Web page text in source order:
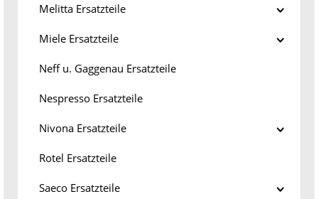
Melitta Ersatzteile
Miele Ersatzteile
Neff u. Gaggenau Ersatzteile
Nespresso Ersatzteile
Nivona Ersatzteile
Rotel Ersatzteile
Saeco Ersatzteile